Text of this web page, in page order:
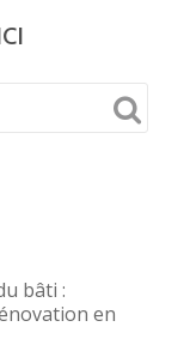
bâti :
en